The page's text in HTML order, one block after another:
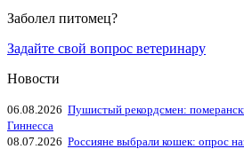
Заболел питомец?
Задайте свой вопрос ветеринару
Новости
06.08.2026 Пушистый рекордсмен:
Гиннесса
08.07.2026 Россияне выбрали кошек: опрос